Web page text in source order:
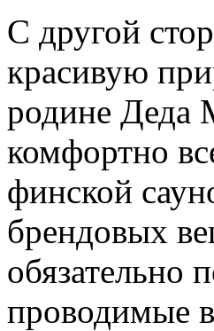
С другой
красивую
родине Деда
комфортно
финской
брендовых
обязательно
проводимые